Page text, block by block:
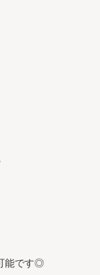
能です◎